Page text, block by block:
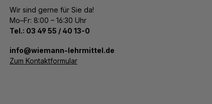
Wir sind gerne für Sie da!
Mo–Fr: 8:00 – 16:30 Uhr
Tel.: 03 49 55 / 40 13-0
­info@wiemann-lehrmittel.de
Zum Kontaktformular